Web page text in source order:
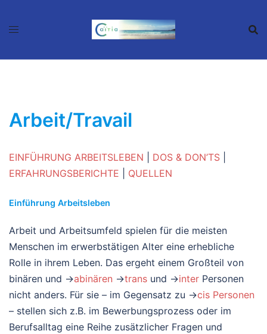
Inhalt
Arbeit/Travail
EINFÜHRUNG ARBEITSLEBEN DOS & DON’TS
ERFAHRUNGSBERICHTE
QUELLEN
Einführung Arbeitsleben
Arbeit und Arbeitsumfeld spielen für die meisten
Menschen im erwerbstätigen Alter eine erhebliche
Rolle in ihrem Leben. Das ergeht einem Großteil von
binären und →abinären →trans und →inter Personen
nicht anders. Für sie – im Gegensatz zu →cis Personen
– stellen sich z.B. im Bewerbungsprozess oder im
Berufsalltag eine Reihe zusätzlicher Fragen und